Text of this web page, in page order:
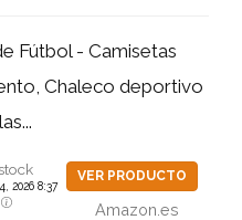
Fútbol - Camisetas
Chaleco deportivo
2026 8:37
VER PRODUCTO
Amazon.es